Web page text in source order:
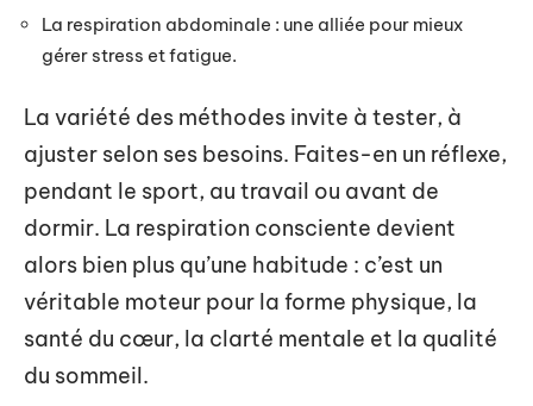
La respiration abdominale : une alliée pour mieux
gérer stress et fatigue.
La variété des méthodes invite à tester, à
ajuster selon ses besoins. Faites-en un réflexe,
pendant le sport, au travail ou avant de
dormir. La respiration consciente devient
alors bien plus qu’une habitude : c’est un
véritable moteur pour la forme physique, la
santé du cœur, la clarté mentale et la qualité
du sommeil.